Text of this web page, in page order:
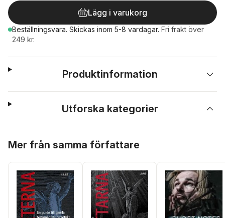
Lägg i varukorg
Beställningsvara. Skickas inom 5-8 vardagar. Fri frakt över
249 kr.
Produktinformation
Utforska kategorier
Mer från samma författare